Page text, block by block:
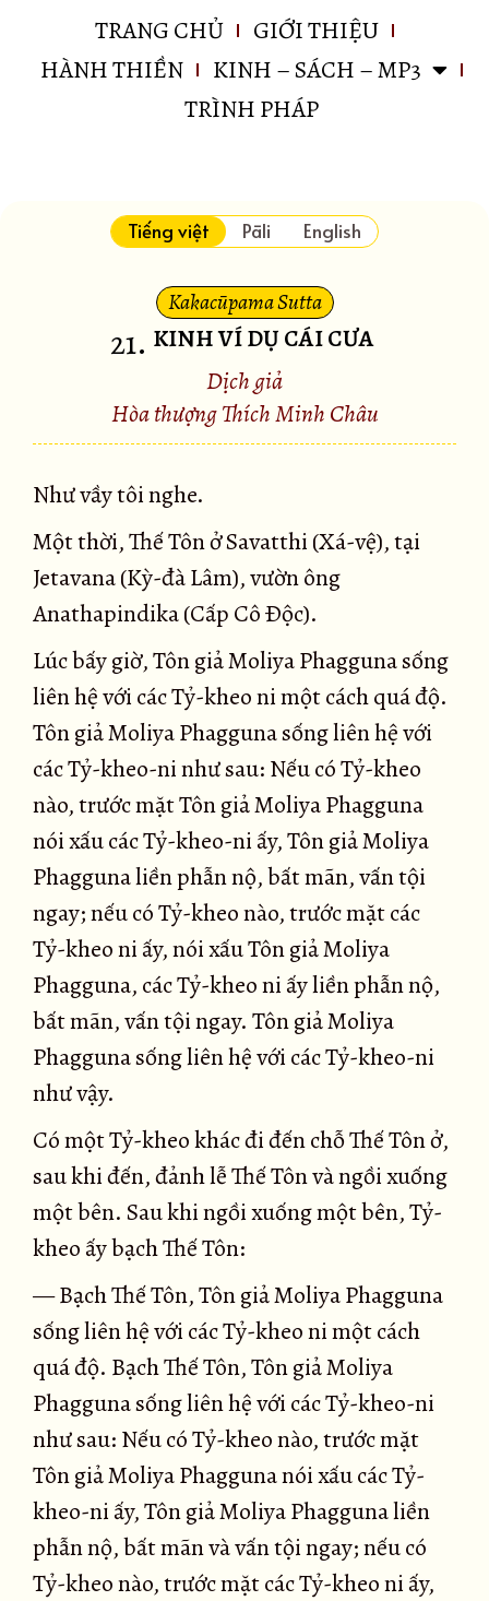
TRANG CHỦ
GIỚI THIỆU
HÀNH THIỀN
KINH – SÁCH – MP3
TRÌNH PHÁP
Tiếng việt Pāli English
Kakacūpama Sutta
21. KINH VÍ DỤ CÁI CƯA
Dịch giả
Hòa thượng Thích Minh Châu
Như vầy tôi nghe.
Một thời, Thế Tôn ở Savatthi (Xá-vệ), tại
Jetavana (Kỳ-đà Lâm), vườn ông
Anathapindika (Cấp Cô Ðộc).
Lúc bấy giờ, Tôn giả Moliya Phagguna sống
liên hệ với các Tỷ-kheo ni một cách quá độ.
Tôn giả Moliya Phagguna sống liên hệ với
các Tỷ-kheo-ni như sau: Nếu có Tỷ-kheo
nào, trước mặt Tôn giả Moliya Phagguna
nói xấu các Tỷ-kheo-ni ấy, Tôn giả Moliya
Phagguna liền phẫn nộ, bất mãn, vấn tội
ngay; nếu có Tỷ-kheo nào, trước mặt các
Tỷ-kheo ni ấy, nói xấu Tôn giả Moliya
Phagguna, các Tỷ-kheo ni ấy liền phẫn nộ,
bất mãn, vấn tội ngay. Tôn giả Moliya
Phagguna sống liên hệ với các Tỷ-kheo-ni
như vậy.
Có một Tỷ-kheo khác đi đến chỗ Thế Tôn ở,
sau khi đến, đảnh lễ Thế Tôn và ngồi xuống
một bên. Sau khi ngồi xuống một bên, Tỷ-
kheo ấy bạch Thế Tôn:
— Bạch Thế Tôn, Tôn giả Moliya Phagguna
sống liên hệ với các Tỷ-kheo ni một cách
quá độ. Bạch Thế Tôn, Tôn giả Moliya
Phagguna sống liên hệ với các Tỷ-kheo-ni
như sau: Nếu có Tỷ-kheo nào, trước mặt
Tôn giả Moliya Phagguna nói xấu các Tỷ-
kheo-ni ấy, Tôn giả Moliya Phagguna liền
phẫn nộ, bất mãn và vấn tội ngay; nếu có
Tỷ-kheo nào, trước mặt các Tỷ-kheo ni ấy,